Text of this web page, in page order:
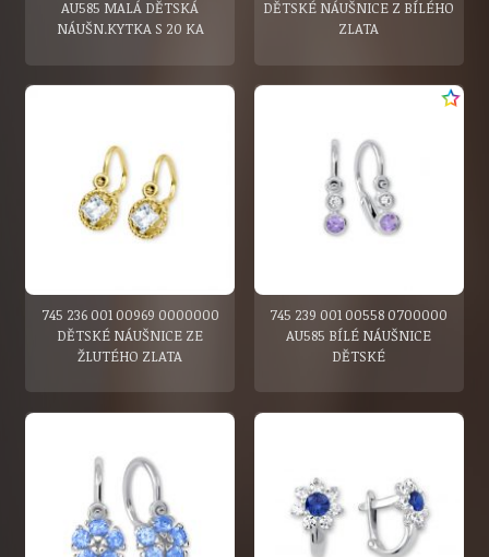
AU585 MALÁ DĚTSKÁ
NÁUŠN.KYTKA S 20 KA
DĚTSKÉ NÁUŠNICE Z BÍLÉHO
ZLATA
745 236 001 00969 0000000
DĚTSKÉ NÁUŠNICE ZE
ŽLUTÉHO ZLATA
745 239 001 00558 0700000
AU585 BÍLÉ NÁUŠNICE
DĚTSKÉ